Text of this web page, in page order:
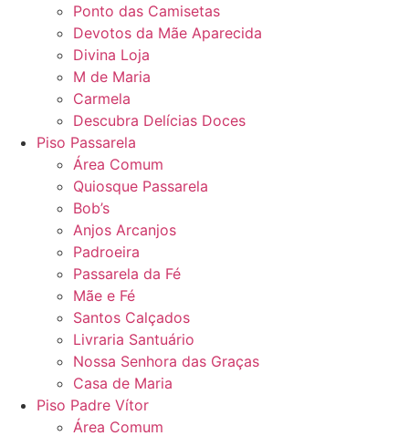
Ponto das Camisetas
Devotos da Mãe Aparecida
Divina Loja
M de Maria
Carmela
Descubra Delícias Doces
Piso Passarela
Área Comum
Quiosque Passarela
Bob’s
Anjos Arcanjos
Padroeira
Passarela da Fé
Mãe e Fé
Santos Calçados
Livraria Santuário
Nossa Senhora das Graças
Casa de Maria
Piso Padre Vítor
Área Comum